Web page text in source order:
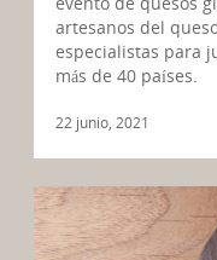
artesanos del
especialistas para
más de 40 países.
22 junio, 2021